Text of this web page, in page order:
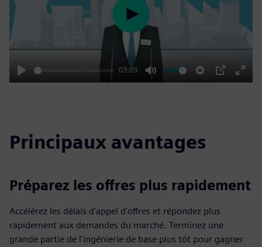
Play
03:03
Mute Settings
PIP
Enter
Play
Principaux avantages
Préparez les offres plus rapidement
Accélérez les délais d'appel d'offres et répondez plus
rapidement aux demandes du marché. Terminez une
grande partie de l'ingénierie de base plus tôt pour gagner